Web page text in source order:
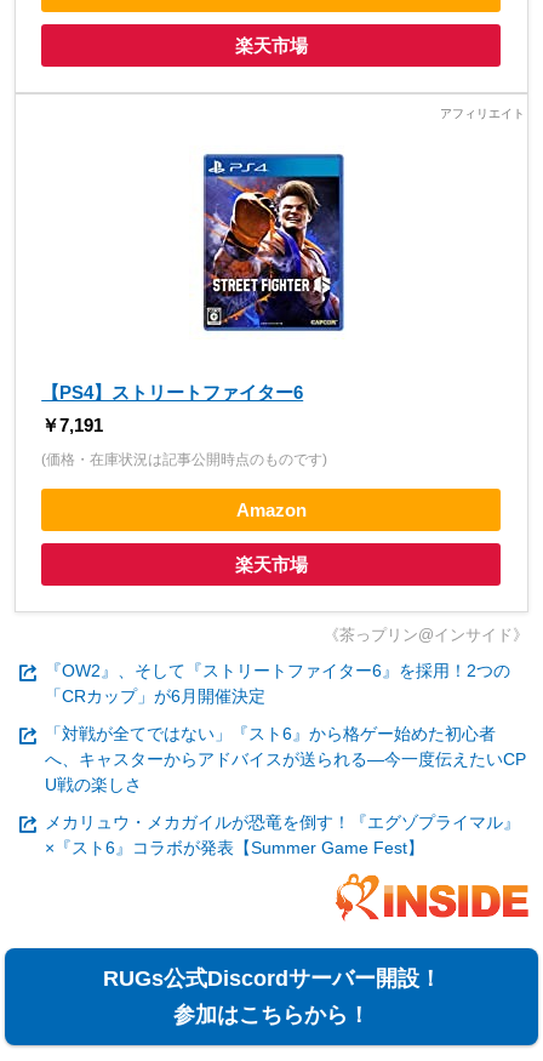
楽天市場
【PS4】ストリートファイター6
￥7,191
(価格・在庫状況は記事公開時点のものです)
Amazon
楽天市場
《茶っプリン@インサイド》
『OW2』、そして『ストリートファイター6』を採用！2つの
「CRカップ」が6月開催決定
「対戦が全てではない」『スト6』から格ゲー始めた初心者
へ、キャスターからアドバイスが送られる―今一度伝えたいCP
U戦の楽しさ
メカリュウ・メカガイルが恐竜を倒す！『エグゾプライマル』
×『スト6』コラボが発表【Summer Game Fest】
RUGs公式Discordサーバー開設！
参加はこちらから！